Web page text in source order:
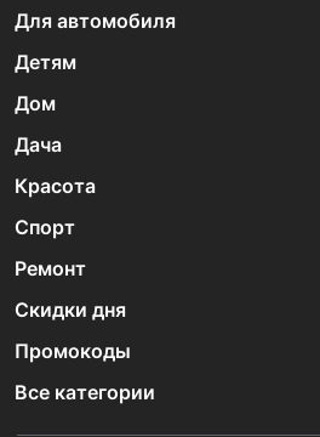
Для автомобиля
Детям
Дом
Дача
Красота
Спорт
Ремонт
Скидки дня
Промокоды
Все категории